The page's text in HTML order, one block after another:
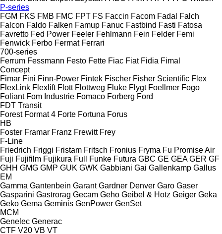
P-series
FGM FKS FMB FMC FPT FS Faccin Facom Fadal
Falch
Falcon Faldo Falken Famup Fanuc Fastbind Fasti Fatosa
Favretto Fed Power Feeler Fehlmann Fein Felder Femi
Fenwick Ferbo Fermat Ferrari
700-series
Ferrum Fessmann Festo Fette Fiac Fiat Fidia Fimal
Concept
Fimar Fini Finn-Power Fintek Fischer Fisher Scientific Flex
FlexLink Flexlift Flott Flottweg Fluke Flygt Foellmer Fogo
Foliant Fom Industrie Fomaco Forberg Ford
FDT Transit
Forest Format 4 Forte Fortuna Forus
HB
Foster Framar Franz Frewitt Frey
F-Line
Friedrich Friggi Fristam Fritsch Fronius Fryma Fu Promise Air
Fuji Fujifilm Fujikura Full Funke Futura GBC GE GEA GER GF
GHH GMG GMP GUK GWK Gabbiani Gai Gallenkamp Gallus
EM
Gamma Gantenbein Garant Gardner Denver Garo Gaser
Gasparini Gastrorag Gecam Geho Geibel & Hotz Geiger Geka
Geko Gema Geminis GenPower GenSet
MCM
Genelec Generac
CTF V20 VB VT